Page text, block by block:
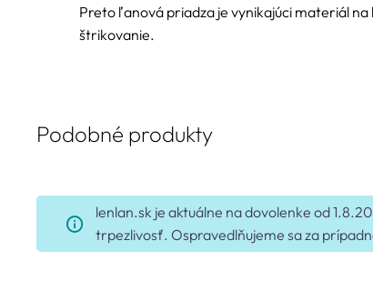
Preto ľanová priadza je vynikajúci materiál
štrikovanie.
Podobné produkty
lenlan.sk je aktuálne na dovolenke od
trpezlivosť. Ospravedlňujeme sa za